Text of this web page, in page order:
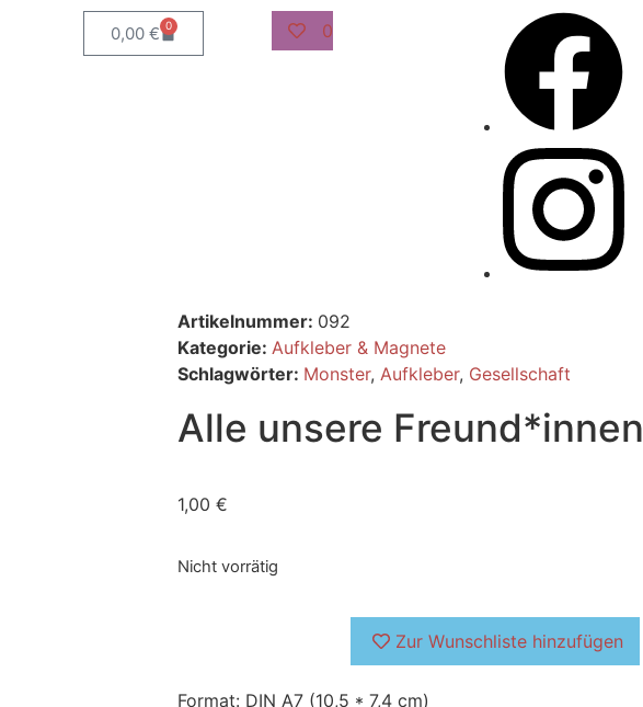
0,00€ 0 0
Artikelnummer: 092
Kategorie: Aufkleber & Magnete
Schlagwörter: Monster, Aufkleber, Gesellschaft
Alle unsere Freund*innen
1,00 €
Nicht vorrätig
Zur Wunschliste hinzufügen
Format: DIN A7 (10,5 * 7,4 cm)